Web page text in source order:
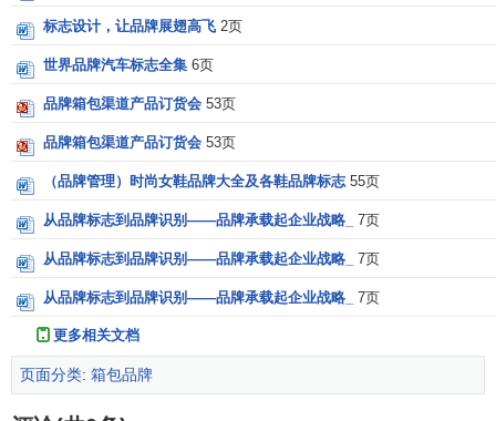
标志设计，让品牌展翅高飞 2页
世界品牌汽车标志全集 6页
品牌箱包渠道产品订货会 53页
品牌箱包渠道产品订货会 53页
（品牌管理）时尚女鞋品牌大全及各鞋品牌标志 55页
从品牌标志到品牌识别——品牌承载起企业战略_ 7页
从品牌标志到品牌识别——品牌承载起企业战略_ 7页
从品牌标志到品牌识别——品牌承载起企业战略_ 7页
更多相关文档
页面分类: 箱包品牌